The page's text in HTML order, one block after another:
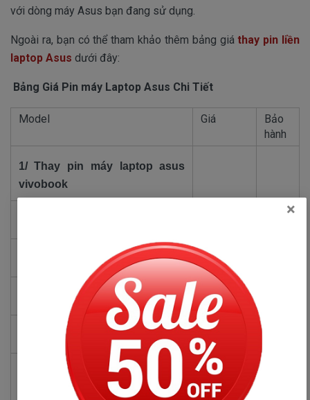
với dòng máy Asus bạn đang sử dụng.
Ngoài ra, bạn có thể tham khảo thêm bảng giáthay pin liền
laptop Asus dưới đây:
Bảng Giá Pin máy Laptop Asus Chi Tiết
Model Giá
Bảo
hành
1/ Thay pin máy laptop asus
vivobook
pin máy laptop asus vivobook s15
950.000
đ
pin máy laptop asus vivobook
1.280.000
đ
pin máy laptop asus s510u
1.280.000
đ
2/ Thay pin máy laptop asus
×